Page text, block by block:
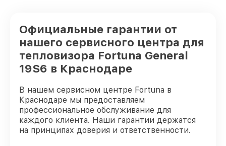
Официальные гарантии от
нашего сервисного центра для
тепловизора Fortuna General
19S6 в Краснодаре
В нашем сервисном центре Fortuna в
Краснодаре мы предоставляем
профессиональное обслуживание для
каждого клиента. Наши гарантии держатся
на принципах доверия и ответственности.